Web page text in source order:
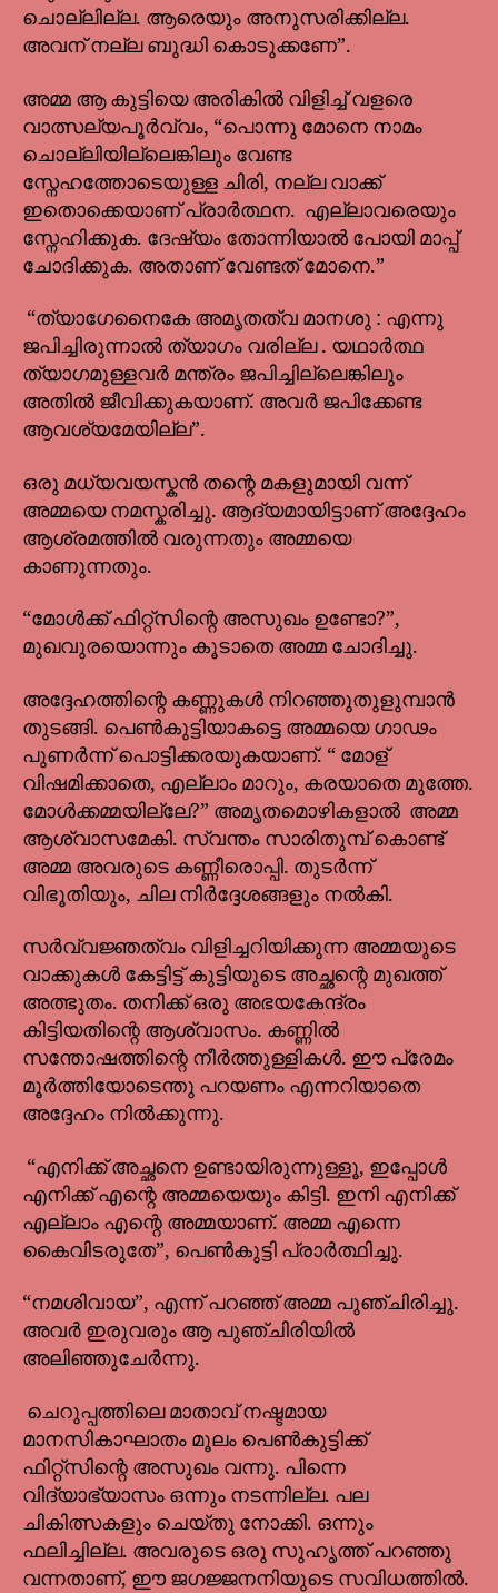
ചൊല്ലില്ല. ആരെയും അനുസരിക്കില്ല.
അവന് നല്ല ബുദ്ധി കൊടുക്കണേ”.
അമ്മ ആ കുട്ടിയെ അരികിൽ വിളിച്ച് വളരെ
വാത്സല്യപൂർവ്വം, “പൊന്നു മോനെ നാമം
ചൊല്ലിയില്ലെങ്കിലും വേണ്ട
സ്നേഹത്തോടെയുള്ള ചിരി, നല്ല വാക്ക്
ഇതൊക്കെയാണ് പ്രാർത്ഥന. എല്ലാവരെയും
സ്നേഹിക്കുക. ദേഷ്യം തോന്നിയാൽ പോയി മാപ്പ്
ചോദിക്കുക. അതാണ് വേണ്ടത് മോനെ.”
“ത്യാഗേനൈകേ അമൃതത്വ മാനശു : എന്നു
ജപിച്ചിരുന്നാൽ ത്യാഗം വരില്ല . യഥാർത്ഥ
ത്യാഗമുള്ളവർ മന്ത്രം ജപിച്ചില്ലെങ്കിലും
അതിൽ ജീവിക്കുകയാണ്. അവർ ജപിക്കേണ്ട
ആവശ്യമേയില്ല”.
ഒരു മധ്യവയസ്കൻ തന്റെ മകളുമായി വന്ന്
അമ്മയെ നമസ്കരിച്ചു. ആദ്യമായിട്ടാണ് അദ്ദേഹം
ആശ്രമത്തിൽ വരുന്നതും അമ്മയെ
കാണുന്നതും.
“മോൾക്ക് ഫിറ്റ്സിന്റെ അസുഖം ഉണ്ടോ?”,
മുഖവുരയൊന്നും കൂടാതെ അമ്മ ചോദിച്ചു.
അദ്ദേഹത്തിന്റെ കണ്ണുകൾ നിറഞ്ഞുതുളുമ്പാൻ
തുടങ്ങി. പെൺകുട്ടിയാകട്ടെ അമ്മയെ ഗാഢം
പുണർന്ന് പൊട്ടിക്കരയുകയാണ്. “ മോള്
വിഷമിക്കാതെ, എല്ലാം മാറും, കരയാതെ മുത്തേ.
മോൾക്കമ്മയില്ലേ?” അമൃതമൊഴികളാൽ അമ്മ
ആശ്വാസമേകി. സ്വന്തം സാരിതുമ്പ് കൊണ്ട്
അമ്മ അവരുടെ കണ്ണീരൊപ്പി. തുടർന്ന്
വിഭൂതിയും, ചില നിർദ്ദേശങ്ങളും നൽകി.
സർവ്വജ്ഞത്വം വിളിച്ചറിയിക്കുന്ന അമ്മയുടെ
വാക്കുകൾ കേട്ടിട്ട് കുട്ടിയുടെ അച്ഛന്റെ മുഖത്ത്
അത്ഭുതം. തനിക്ക് ഒരു അഭയകേന്ദ്രം
കിട്ടിയതിന്റെ ആശ്വാസം. കണ്ണിൽ
സന്തോഷത്തിന്റെ നീർത്തുള്ളികൾ. ഈ പ്രേമം
മൂർത്തിയോടെന്തു പറയണം എന്നറിയാതെ
അദ്ദേഹം നിൽക്കുന്നു.
“എനിക്ക് അച്ഛനെ ഉണ്ടായിരുന്നുള്ളൂ, ഇപ്പോൾ
എനിക്ക് എന്റെ അമ്മയെയും കിട്ടി. ഇനി എനിക്ക്
എല്ലാം എന്റെ അമ്മയാണ്. അമ്മ എന്നെ
കൈവിടരുതേ”, പെൺകുട്ടി പ്രാർത്ഥിച്ചു.
“നമശിവായ”, എന്ന് പറഞ്ഞ് അമ്മ പുഞ്ചിരിച്ചു.
അവർ ഇരുവരും ആ പുഞ്ചിരിയിൽ
അലിഞ്ഞുചേർന്നു.
ചെറുപ്പത്തിലെ മാതാവ് നഷ്ടമായ
മാനസികാഘാതം മൂലം പെൺകുട്ടിക്ക്
ഫിറ്റ്സിന്റെ അസുഖം വന്നു. പിന്നെ
വിദ്യാഭ്യാസം ഒന്നും നടന്നില്ല. പല
ചികിത്സകളും ചെയ്തു നോക്കി. ഒന്നും
ഫലിച്ചില്ല. അവരുടെ ഒരു സുഹൃത്ത് പറഞ്ഞു
വന്നതാണ്, ഈ ജഗജ്ജനനിയുടെ സവിധത്തിൽ.